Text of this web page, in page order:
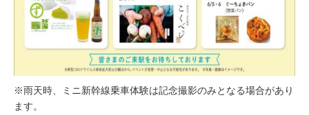
※雨天時、ミニ新幹線乗車体験は記念撮影のみとなる場合があり
ます。